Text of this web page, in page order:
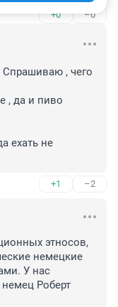
+0 –0
, чего
, да и пиво
ехать не
+1 –2
этносов,
немецкие
У нас
Роберт